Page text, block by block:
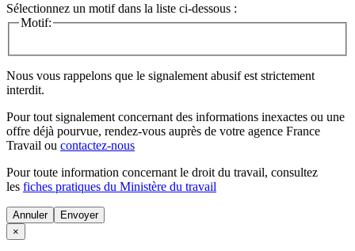
Sélectionnez un motif dans la liste ci-dessous :
Motif:
Nous vous rappelons que le signalement abusif est strictement
interdit.
Pour tout signalement concernant des informations inexactes ou une
offre déjà pourvue, rendez-vous auprès de votre agence France
Travail ou contactez-nous
Pour toute information concernant le droit du travail, consultez
les fiches pratiques du Ministère du travail
Annuler
×